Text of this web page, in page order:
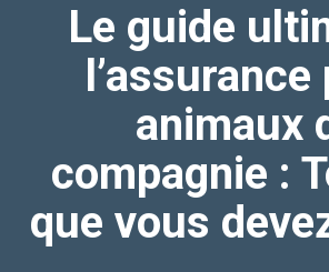
Le guide
animaux
compagnie :
que vous